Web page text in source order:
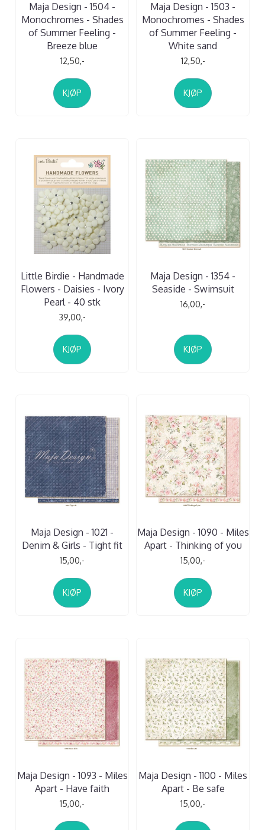
Maja Design - 1504 -
Monochromes - Shades
of Summer Feeling -
Breeze blue
12,50,-
KJØP
Maja Design - 1503 -
Monochromes - Shades
of Summer Feeling -
White sand
12,50,-
KJØP
Little Birdie - Handmade
Flowers - Daisies - Ivory
Pearl - 40 stk
39,00,-
KJØP
Maja Design - 1354 -
Seaside - Swimsuit
16,00,-
KJØP
Maja Design - 1021 -
Denim & Girls - Tight fit
15,00,-
KJØP
Maja Design - 1090 - Miles
Apart - Thinking of you
15,00,-
KJØP
Maja Design - 1093 - Miles
Apart - Have faith
15,00,-
Maja Design - 1100 - Miles
Apart - Be safe
15,00,-